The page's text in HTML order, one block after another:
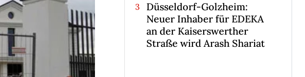
Düsseldorf-Golzheim:
Neuer Inhaber für EDEKA
an der Kaiserswerther
Straße wird Arash Shariat